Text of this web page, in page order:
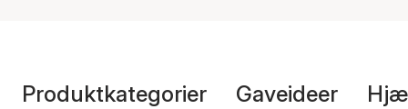
Produktkategorier Gaveideer